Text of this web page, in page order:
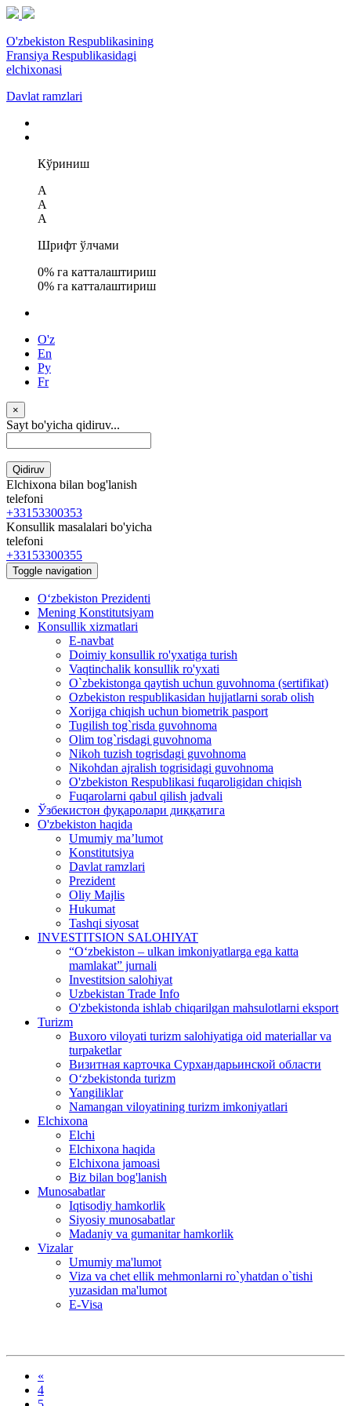
O'zbekiston Respublikasining
Fransiya Respublikasidagi
elchixonasi
Davlat ramzlari
Кўриниш
A
A
A
Шрифт ўлчами
0% га катталаштириш
0% га катталаштириш
O'z
En
Ру
Fr
×
Sayt bo'yicha qidiruv...
Qidiruv
Elchixona bilan bog'lanish
telefoni
+33153300353
Konsullik masalalari bo'yicha
telefoni
+33153300355
Toggle navigation
Oʻzbekiston Prezidenti
Mening Konstitutsiyam
Konsullik xizmatlari
E-navbat
Doimiy konsullik ro'yxatiga turish
Vaqtinchalik konsullik ro'yxati
O`zbekistonga qaytish uchun guvohnoma (sertifikat)
Ozbekiston respublikasidan hujjatlarni sorab olish
Xorijga chiqish uchun biometrik pasport
Tugilish tog`risda guvohnoma
Olim tog`risdagi guvohnoma
Nikoh tuzish togrisdagi guvohnoma
Nikohdan ajralish togrisidagi guvohnoma
O'zbekiston Respublikasi fuqaroligidan chiqish
Fuqarolarni qabul qilish jadvali
Ўзбекистон фуқаролари диққатига
O'zbekiston haqida
Umumiy ma’lumot
Konstitutsiya
Davlat ramzlari
Prezident
Oliy Majlis
Hukumat
Tashqi siyosat
INVESTITSION SALOHIYAT
“Oʻzbekiston – ulkan imkoniyatlarga ega katta
mamlakat” jurnali
Investitsion salohiyat
Uzbekistan Trade Info
O'zbekistonda ishlab chiqarilgan mahsulotlarni eksport
Turizm
Buxoro viloyati turizm salohiyatiga oid materiallar va
turpaketlar
Визитная карточка Сурхандарьинской области
Oʻzbekistonda turizm
Yangiliklar
Namangan viloyatining turizm imkoniyatlari
Elchixona
Elchi
Elchixona haqida
Elchixona jamoasi
Biz bilan bog'lanish
Munosabatlar
Iqtisodiy hamkorlik
Siyosiy munosabatlar
Madaniy va gumanitar hamkorlik
Vizalar
Umumiy ma'lumot
Viza va chet ellik mehmonlarni ro`yhatdan o`tishi
yuzasidan ma'lumot
E-Visa
«
4